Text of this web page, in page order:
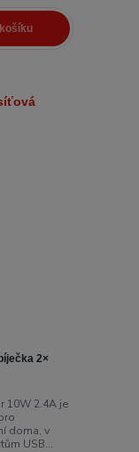
2×
10W 2.4A je
doma, v
USB...